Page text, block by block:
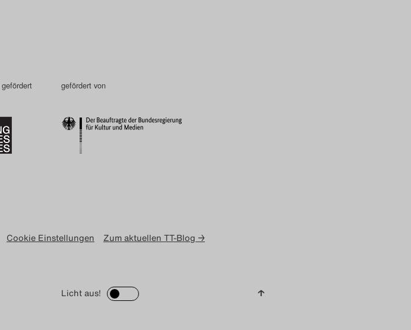
gefördert von
Cookie Einstellungen Zum aktuellen TT-Blog →
Licht aus! ↑